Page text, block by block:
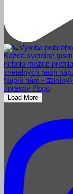
Load More